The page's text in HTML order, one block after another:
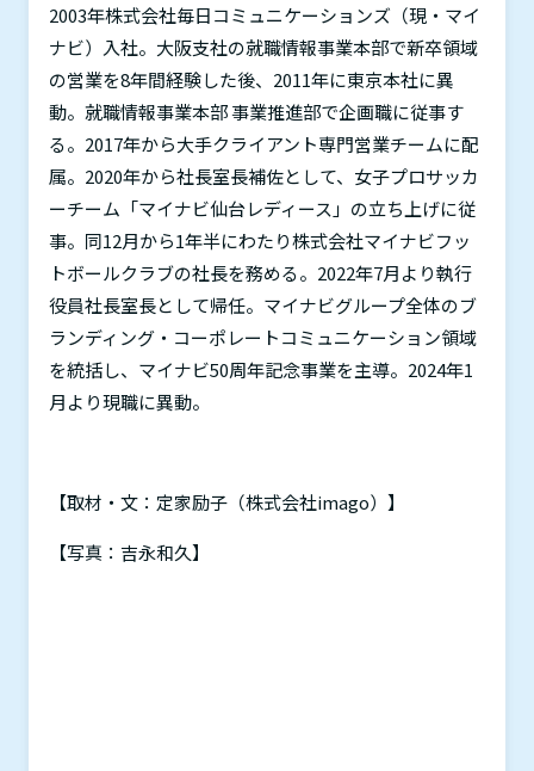
2003年株式会社毎日コミュニケーションズ（現・マイ
ナビ）入社。大阪支社の就職情報事業本部で新卒領域
の営業を8年間経験した後、 2011年に東京本社に異
動。就職情報事業本部 事業推進部で企画職に従事す
る。 2017年から大手クライアント専門営業チームに配
属。 2020年から社長室長補佐として、女子プロサッカ
ーチーム「マイナビ仙台レディース」の立ち上げに従
事。同12月から1年半にわたり株式会社マイナビフッ
トボールクラブの社長を務める。 2022年7月より執行
役員社長室長として帰任。マイナビグループ全体のブ
ランディング・コーポレートコミュニケーション領域
を統括し、マイナビ50周年記念事業を主導。 2024年1
月より現職に異動。
【取材・文：定家励子（株式会社imago）】
【写真：吉永和久】